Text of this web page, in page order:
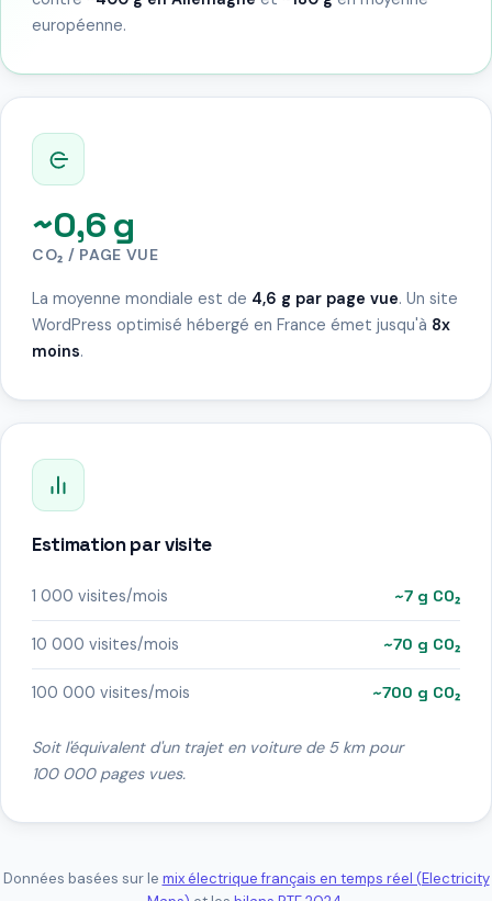
européenne.
~0,6 g
CO₂ / PAGE VUE
La moyenne mondiale est de 4,6 g par page vue. Un site
WordPress optimisé hébergé en France émet jusqu'à 8x
moins.
Estimation par visite
1 000 visites/mois ~7 g CO₂
10 000 visites/mois ~70 g CO₂
100 000 visites/mois ~700 g CO₂
Soit l'équivalent d'un trajet en voiture de 5 km pour
100 000 pages vues.
Données basées sur le mix électrique français en temps réel (Electricity